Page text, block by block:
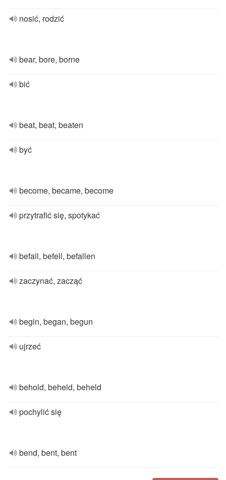
nosić, rodzić
bear, bore, borne
bić
beat, beat, beaten
być
become, became, become
przytrafić się, spotykać
befall, befell, befallen
zaczynać, zacząć
begin, began, begun
ujrzeć
behold, beheld, beheld
pochylić się
bend, bent, bent